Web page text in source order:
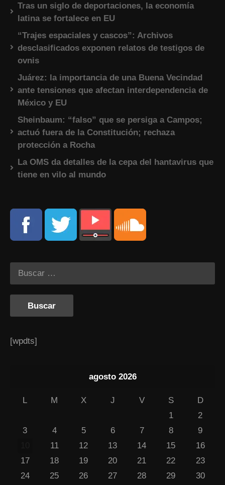
Tras un siglo de deportaciones, la economía
latina se fortalece en EU
“Trajes espaciales y cascos”: Archivos
desclasificados exponen relatos de testigos de
ovnis
Juárez: la importancia de una Buena Vecindad
ante tensiones que afectan interdependencia de
México y EU
Sheinbaum: “falso” que se persiga a Campos;
actuó fuera de la Constitución; rechaza
protección a Rocha
La OMS da detalles de la cepa del hantavirus que
tiene en vilo al mundo
[wpdts]
agosto 2026
L M X J V S
D
1
2
3
4 5 6 7 8
9
11 12 13 14 15
16
17
18 19 20 21 22
23
24
25 26 27 28 29
30